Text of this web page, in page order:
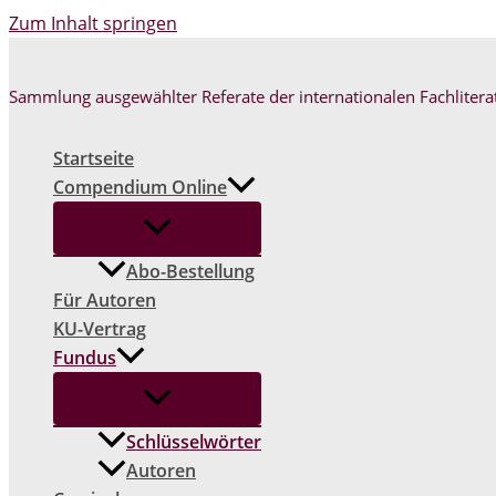
Zum Inhalt springen
Sammlung ausgewählter Referate der internationalen
Startseite
Compendium Online
Abo-Bestellung
Für Autoren
KU-Vertrag
Fundus
Schlüsselwörter
Autoren